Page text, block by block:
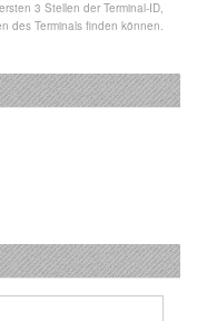
3 Stellen der Terminal-ID,
des Terminals finden können.